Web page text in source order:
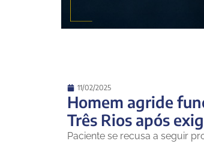
11/02/2025
Homem agride
Três Rios após
Paciente se recusa a seguir